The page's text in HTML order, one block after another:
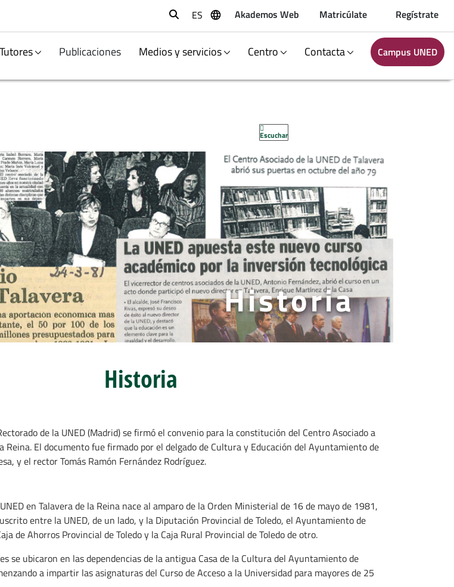
Buscar
ES Akademos Web Matricúlate Regístrate
Tutores Publicaciones Medios y servicios Centro Contacta Campus UNED
Escuchar
Historia
Historia
de la UNED (Madrid) se firmó el convenio para la constitución del Centro Asociado a
Reina. El documento fue firmado por el delgado de Cultura y Educación del Ayuntamiento de
y el rector Tomás Ramón Fernández Rodríguez.
en Talavera de la Reina nace al amparo de la Orden Ministerial de 16 de mayo de 1981,
entre la UNED, de un lado, y la Diputación Provincial de Toledo, el Ayuntamiento de
de Ahorros Provincial de Toledo y la Caja Rural Provincial de Toledo de otro.
se ubicaron en las dependencias de la antigua Casa de la Cultura del Ayuntamiento de
a impartir las asignaturas del Curso de Acceso a la Universidad para mayores de 25